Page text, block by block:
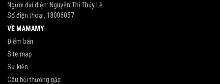
Người đại diện: Nguyễn Thị Thủy Lệ
Số điện thoại: 18006057
VỀ MAMAMY
Điểm bán
Site map
Sự kiện
Câu hỏi thường gặp